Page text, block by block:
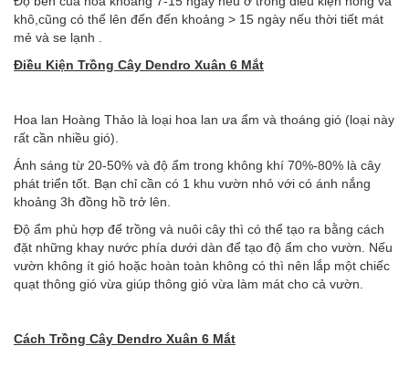
khô,cũng có thể lên đến đến khoảng > 15 ngày nếu thời tiết mát
mẻ và se lạnh .
Điều Kiện Trồng Cây Dendro Xuân 6 Mắt
Hoa lan Hoàng Thảo là loại hoa lan ưa ẩm và thoáng gió (loại này
rất cần nhiều gió).
Ánh sáng từ 20-50% và độ ẩm trong không khí 70%-80% là cây
phát triển tốt. Bạn chỉ cần có 1 khu vườn nhỏ với có ánh nắng
khoảng 3h đồng hồ trở lên.
Độ ẩm phù hợp để trồng và nuôi cây thì có thể tạo ra bằng cách
đặt những khay nước phía dưới dàn để tạo độ ẩm cho vườn. Nếu
vườn không ít gió hoặc hoàn toàn không có thì nên lắp một chiếc
quạt thông gió vừa giúp thông gió vừa làm mát cho cả vườn.
Cách Trồng Cây Dendro Xuân 6 Mắt